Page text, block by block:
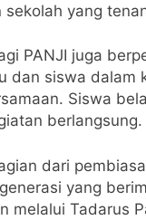
sekolah yang
PANJI juga
dan siswa dalam
Siswa
berlangsung.
dari
yang
melalui Tadarus